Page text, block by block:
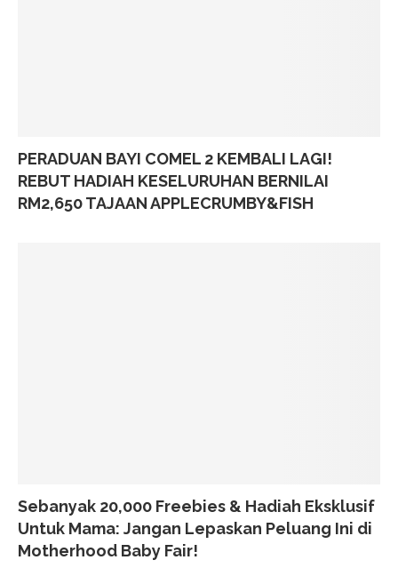
PERADUAN BAYI COMEL 2 KEMBALI LAGI!
REBUT HADIAH KESELURUHAN BERNILAI
RM2,650 TAJAAN APPLECRUMBY&FISH
Sebanyak 20,000 Freebies & Hadiah Eksklusif
Untuk Mama: Jangan Lepaskan Peluang Ini di
Motherhood Baby Fair!